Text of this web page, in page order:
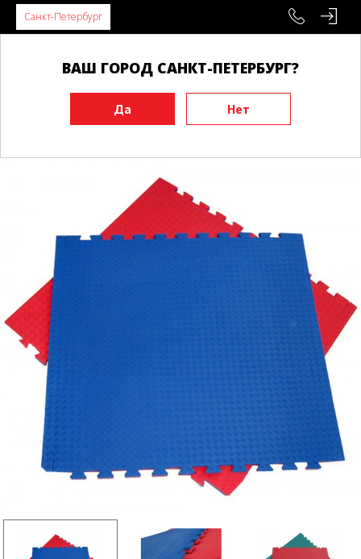
Санкт-Петербург
ВАШ ГОРОД САНКТ-ПЕТЕРБУРГ?
Инвентарь
Будоматы, татами, додянги
Татами BUDO ласточкин хвост 100*100*2 см